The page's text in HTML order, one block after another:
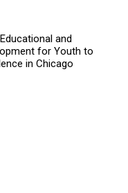
and
for Youth to
in Chicago